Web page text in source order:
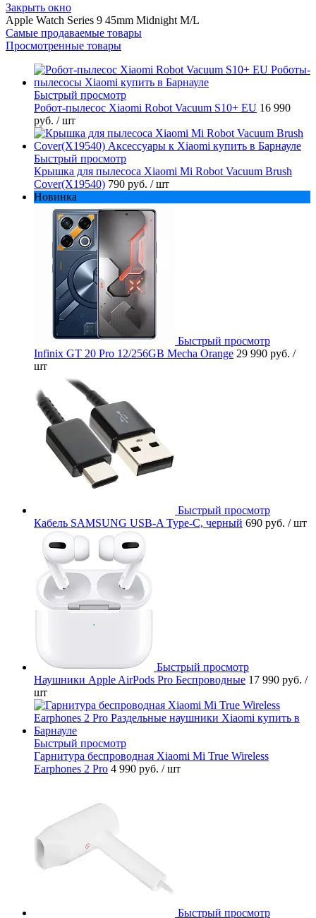
Закрыть окно
Apple Watch Series 9 45mm Midnight M/L
Самые продаваемые товары
Просмотренные товары
Быстрый просмотр
Робот-пылесос Xiaomi Robot Vacuum S10+ EU 16 990
руб. / шт
Быстрый просмотр
Крышка для пылесоса Xiaomi Mi Robot Vacuum Brush
Cover(X19540) 790 руб. / шт
Новинка
Быстрый просмотр
Infinix GT 20 Pro 12/256GB Mecha Orange 29 990 руб. /
шт
Быстрый просмотр
Кабель SAMSUNG USB-A Type-C, черный 690 руб. / шт
Быстрый просмотр
Наушники Apple AirPods Pro Беспроводные 17 990 руб. /
шт
Быстрый просмотр
Гарнитура беспроводная Xiaomi Mi True Wireless
Earphones 2 Pro 4 990 руб. / шт
Быстрый просмотр